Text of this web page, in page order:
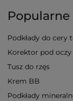
Podkłady do cery
Korektor pod oczy
Tusz do rzęs
Krem BB
Podkłady